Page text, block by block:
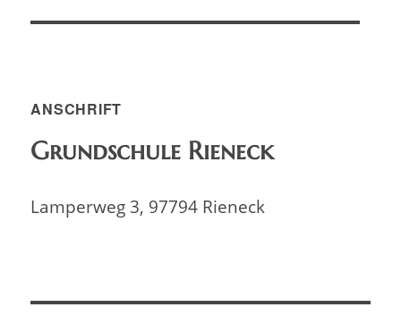
ANSCHRIFT
Grundschule Rieneck
Lamperweg 3, 97794 Rieneck